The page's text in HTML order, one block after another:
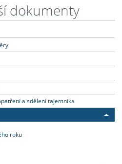
dokumenty
a sdělení tajemníka
roku